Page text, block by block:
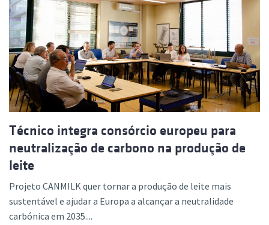
Técnico integra consórcio europeu para
neutralização de carbono na produção de
leite
Projeto CANMILK quer tornar a produção de leite mais
sustentável e ajudar a Europa a alcançar a neutralidade
carbónica em 2035....